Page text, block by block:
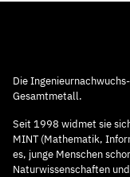
Die
Gesamtmetall.
Seit 1998 widmet sie
MINT (Mathematik,
es, junge Menschen
Naturwissenschaften